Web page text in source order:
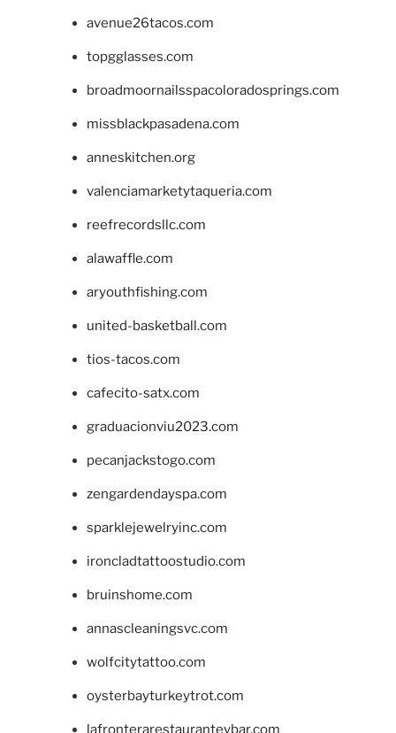
avenue26tacos.com
topgglasses.com
broadmoornailsspacoloradosprings.com
missblackpasadena.com
anneskitchen.org
valenciamarketytaqueria.com
reefrecordsllc.com
alawaffle.com
aryouthfishing.com
united-basketball.com
tios-tacos.com
cafecito-satx.com
graduacionviu2023.com
pecanjackstogo.com
zengardendayspa.com
sparklejewelryinc.com
ironcladtattoostudio.com
bruinshome.com
annascleaningsvc.com
wolfcitytattoo.com
oysterbayturkeytrot.com
lafronterarestauranteybar.com